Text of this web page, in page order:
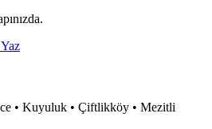
• Kuyuluk • Çiftlikköy • Mezitli